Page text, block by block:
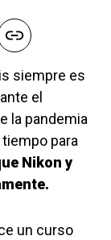
siempre es
el
la pandemia
para
Nikon y
un curso